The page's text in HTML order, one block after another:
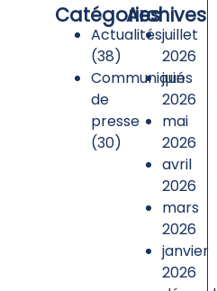
Catégories
Actualités
(38)
Communiqués
de
presse
(30)
Archives
juillet
2026
juin
2026
mai
2026
avril
2026
mars
2026
janvier
2026